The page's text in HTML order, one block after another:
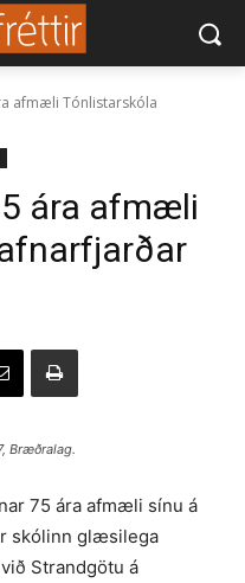
afmæli Tónlistarskóla
ára afmæli
Bræðralag.
75 ára afmæli sínu á
skólinn glæsilega
Strandgötu á